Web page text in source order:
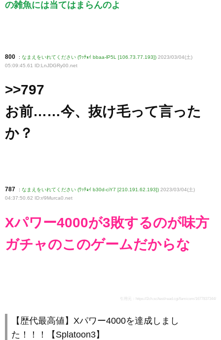
の雑魚には当てはまらんのよ
800 : なまえをいれてください (ﾜｯﾁｮｲ bbaa-lP5L [106.73.77.193]) 2023/03/04(土)
05:09:45.61 ID:LnJDGRy00.net
>>797
お前……今、抜け毛って言った
か？
787 : なまえをいれてください (ﾜｯﾁｮｲ b30d-ciY7 [210.191.62.193]) 2023/03/04(土)
04:37:50.62 ID:r/9Murca0.net
Xパワー4000が3敗するのが味方
ガチャのこのゲームだからな
引用元： https://2ch.sc/test/read.cgi/famicom/1677837344/
【歴代最高値】Xパワー4000を達成しまし
た！！！【Splatoon3】